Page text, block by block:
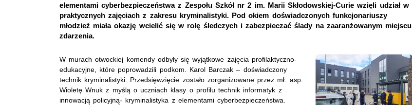
elementami cyberbezpieczeństwa z Zespołu Szkół nr 2 im. Marii Skłodowskiej-Curie wzięli udział w
praktycznych zajęciach z zakresu kryminalistyki. Pod okiem doświadczonych funkcjonariuszy
młodzież miała okazję wcielić się w rolę śledczych i zabezpieczać ślady na zaaranżowanym miejscu
zdarzenia.
W murach otwockiej komendy odbyły się wyjątkowe zajęcia profilaktyczno-
edukacyjne, które poprowadzili podkom. Karol Barczak – doświadczony
technik kryminalistyki. Przedsięwzięcie zostało zorganizowane przez mł. asp.
Wioletę Wnuk z myślą o uczniach klasy o profilu technik informatyk z
innowacją policyjną- kryminalistyka z elementami cyberbezpieczeństwa.